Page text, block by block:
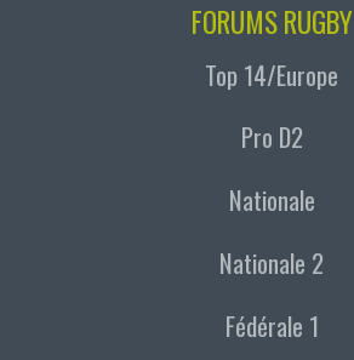
FORUMS RUGBY
Top 14/Europe
Pro D2
Nationale
Nationale 2
Fédérale 1